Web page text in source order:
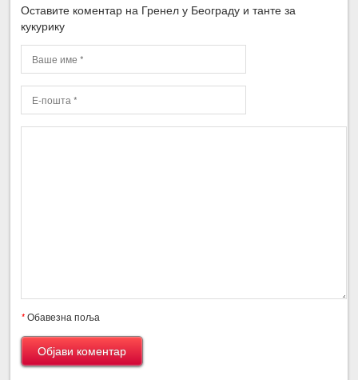
Оставите коментар на Гренел у Београду и танте за
кукурику
*Обавезна поља